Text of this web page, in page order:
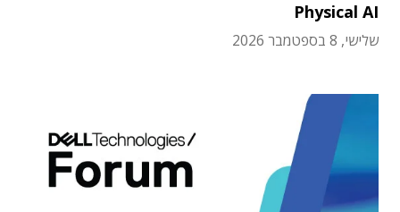
Physical AI
שלישי, 8 בספטמבר 2026